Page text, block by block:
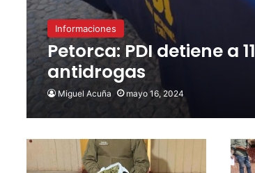
Informaciones
Petorca: PDI detiene a
antidrogas
Miguel Acuña mayo 16, 2024